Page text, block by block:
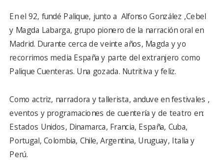
En el 92, fundé Palique, junto a Alfonso González ,Cebel
y Magda Labarga, grupo pionero de la narración oral en
Madrid. Durante cerca de veinte años, Magda y yo
recorrimos media España y parte del extranjero como
Palique Cuenteras. Una gozada. Nutritiva y feliz.
Como actriz, narradora y tallerista, anduve en festivales ,
eventos y programaciones de cuentería y de teatro en:
Estados Unidos, Dinamarca, Francia, España, Cuba,
Portugal, Colombia, Chile, Argentina, Uruguay, Italia y
Perú.